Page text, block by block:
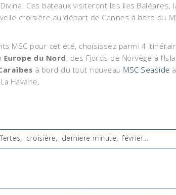
Ces bateaux visiteront les îles Baléares,
croisière au départ de Cannes à bord du
MSC pour cet été, choisissez parmi 4
Europe du Nord, des Fjords de Norvège à
à bord du tout nouveau MSC Seaside
Havane,
, croisière, derniere minute, février...